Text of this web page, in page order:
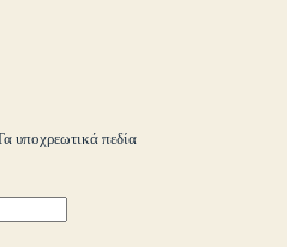
m
εί
υποχρεωτικά πεδία